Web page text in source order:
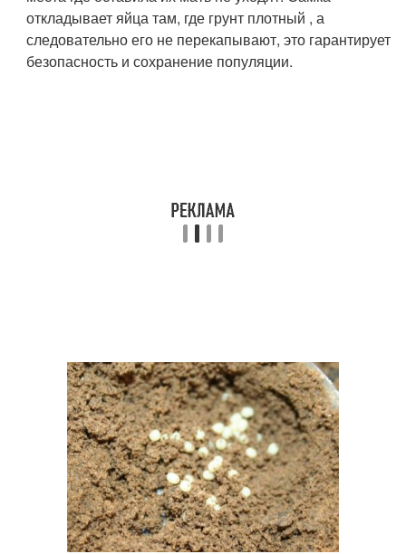
откладывает яйца там, где грунт плотный , а
следовательно его не перекапывают, это гарантирует
безопасность и сохранение популяции.